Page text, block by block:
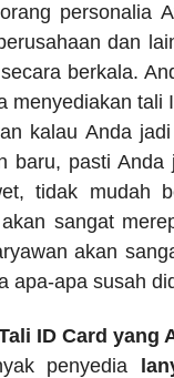
personalia
dan
secara berkala.
menyediakan tali
kalau Anda
baru, pasti
tidak mudah
sangat
akan
apa-apa susah
ID Card yang
penyedia